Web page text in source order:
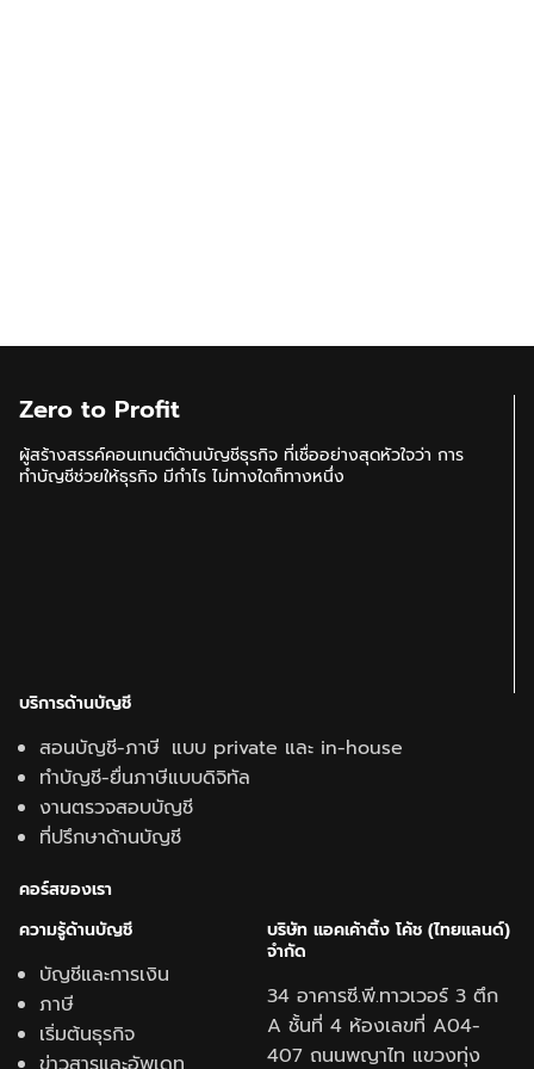
Zero to Profit
ผู้สร้างสรรค์คอนเทนต์ด้านบัญชีธุรกิจ ที่เชื่ออย่างสุดหัวใจว่า การ
ทำบัญชีช่วยให้ธุรกิจ มีกำไร ไม่ทางใดก็ทางหนึ่ง
บริการด้านบัญชี
สอนบัญชี-ภาษี แบบ private และ in-house
ทำบัญชี-ยื่นภาษีแบบดิจิทัล
งานตรวจสอบบัญชี
ที่ปรึกษาด้านบัญชี
คอร์สของเรา
ความรู้ด้านบัญชี
บัญชีและการเงิน
ภาษี
เริ่มต้นธุรกิจ
บริษัท แอคเค้าติ้ง โค้ช (ไทยแลนด์)
จำกัด
34 อาคารซี.พี.ทาวเวอร์ 3 ตึก
A ชั้นที่ 4 ห้องเลขที่ A04-
407 ถนนพญาไท แขวงทุ่ง